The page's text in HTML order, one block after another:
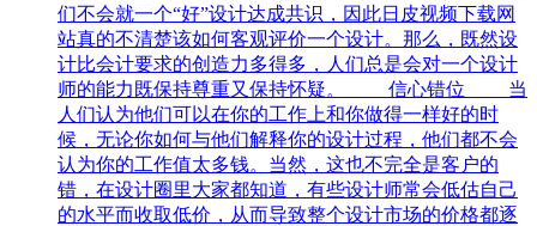
们不会就一个“好”设计达成共识，因此日皮视频下载网
站真的不清楚该如何客观评价一个设计。那么，既然设
计比会计要求的创造力多得多，人们总是会对一个设计
师的能力既保持尊重又保持怀疑。 信心错位 当
人们认为他们可以在你的工作上和你做得一样好的时
候，无论你如何与他们解释你的设计过程，他们都不会
认为你的工作值太多钱。当然，这也不完全是客户的
错，在设计圈里大家都知道，有些设计师常会低估自己
的水平而收取低价，从而导致整个设计市场的价格都逐